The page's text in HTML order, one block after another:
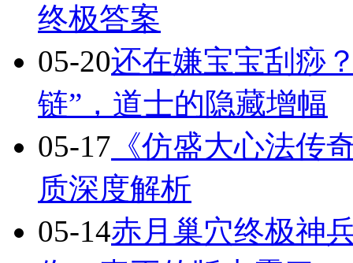
终极答案
05-20还在嫌宝宝刮痧
链”，道士的隐藏增幅
05-17 《仿盛大心法传
质深度解析
05-14赤月巢穴终极神